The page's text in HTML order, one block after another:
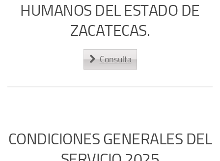
HUMANOS DEL ESTADO DE
ZACATECAS.
Consulta
CONDICIONES GENERALES DEL